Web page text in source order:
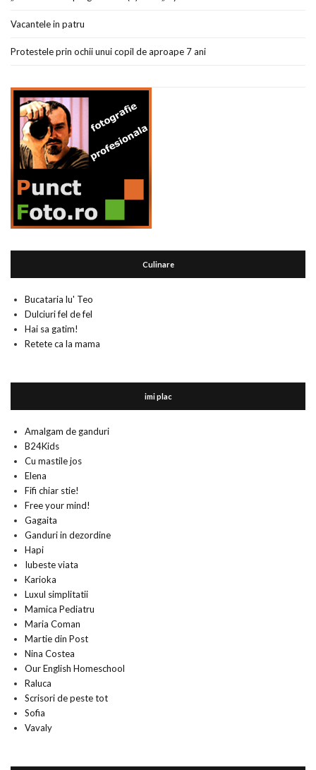
Vacantele in patru
Protestele prin ochii unui copil de aproape 7 ani
Culinare
Bucataria lu' Teo
Dulciuri fel de fel
Hai sa gatim!
Retete ca la mama
imi plac
Amalgam de ganduri
B24Kids
Cu mastile jos
Elena
Fifi chiar stie!
Free your mind!
Gagaita
Ganduri in dezordine
Hapi
Iubeste viata
Karioka
Luxul simplitatii
Mamica Pediatru
Maria Coman
Martie din Post
Nina Costea
Our English Homeschool
Raluca
Scrisori de peste tot
Sofia
Vavaly